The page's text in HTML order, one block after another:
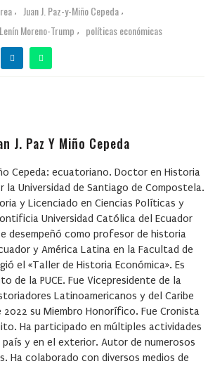
, Juan J. Paz-y-Miño Cepeda ,
Lenín Moreno-Trump , políticas económicas
J. Paz Y Miño Cepeda
Cepeda: ecuatoriano. Doctor en Historia
la Universidad de Santiago de Compostela.
y Licenciado en Ciencias Políticas y
Universidad Católica del Ecuador
desempeñó como profesor de historia
y América Latina en la Facultad de
el «Taller de Historia Económica». Es
de la PUCE. Fue Vicepresidente de la
Latinoamericanos y del Caribe
2022 su Miembro Honorífico. Fue Cronista
Ha participado en múltiples actividades
país y en el exterior. Autor de numerosos
Ha colaborado con diversos medios de